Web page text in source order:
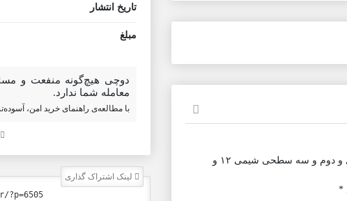
اولین کسی باشید که دیدگاهی می نویسد “شیمی دوازدهم خیلی سبز جلد اول و دوم و سه سطحی شیمی ١٢ و
*
تاریخ انتشار
مبلغ
دوچی هیچ‌گونه منفعت و
معامله شما ندارد.
با مطالعه‌ی راهنمای خرید امن،
لینک اشتراک گذاری